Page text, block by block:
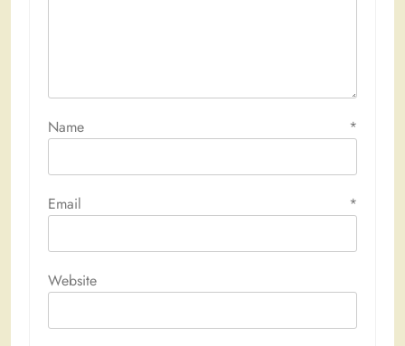
Name *
Email *
Website